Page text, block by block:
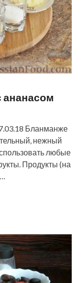
ананасом
Бланманже
нежный
любые
Продукты (на